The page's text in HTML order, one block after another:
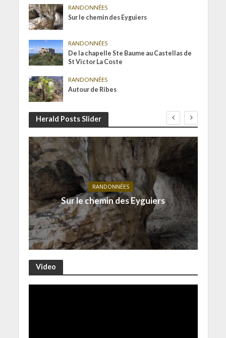
RANDONNÉES
Sur le chemin des Eyguiers
RANDONNÉES
De la chapelle Ste Baume au Castellas de
St Victor La Coste
RANDONNÉES
Autour de Ribes
Herald Posts Slider
RANDONNÉES
Sur le chemin des Eyguiers
Video